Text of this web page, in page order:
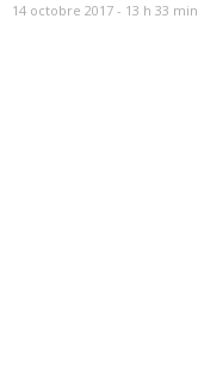
14 octobre 2017 - 13 h 33 min